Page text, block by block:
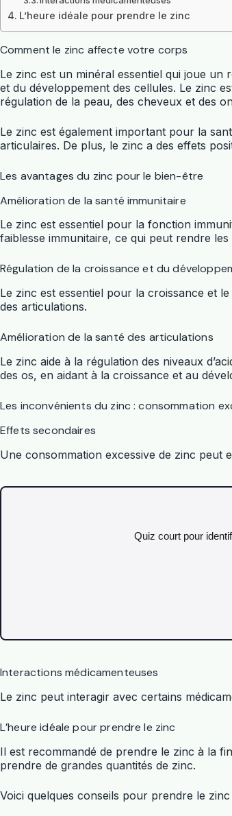
L’heure idéale pour prendre le zinc
Comment le zinc affecte votre corps
Le zinc est un minéral essentiel qui joue un
et du développement des cellules. Le zinc
régulation de la peau, des cheveux et des
Le zinc est également important pour la
articulaires. De plus, le zinc a des effets
Les avantages du zinc pour le bien-être
Amélioration de la santé immunitaire
Le zinc est essentiel pour la fonction
faiblesse immunitaire, ce qui peut rendre
Régulation de la croissance et du
Le zinc est essentiel pour la croissance et
des articulations.
Amélioration de la santé des articulations
Le zinc aide à la régulation des niveaux
des os, en aidant à la croissance et au
Les inconvénients du zinc : consommation
Effets secondaires
Une consommation excessive de zinc peut
Quiz court pour
Interactions médicamenteuses
Le zinc peut interagir avec certains
L’heure idéale pour prendre le zinc
Il est recommandé de prendre le zinc à la
prendre de grandes quantités de zinc.
Voici quelques conseils pour prendre le